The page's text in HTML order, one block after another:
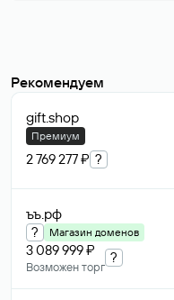
Рекомендуем
gift.shop
Премиум
2 769 277 ₽ ?
ъъ.рф
? Магазин доменов
3 089 999 ₽
Возможен торг
?